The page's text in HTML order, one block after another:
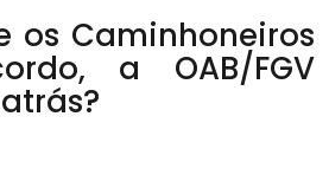
os Caminhoneiros
a OAB/FGV